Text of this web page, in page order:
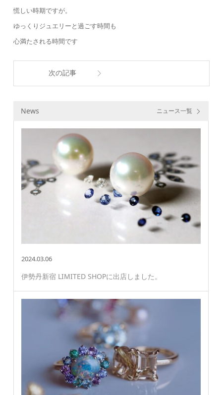
慌しい時期ですが。
ゆっくりジュエリーと過ごす時間も
心満たされる時間です
次の記事
News ニュース一覧
2024.03.06
伊勢丹新宿 LIMITED SHOPに出店しました。